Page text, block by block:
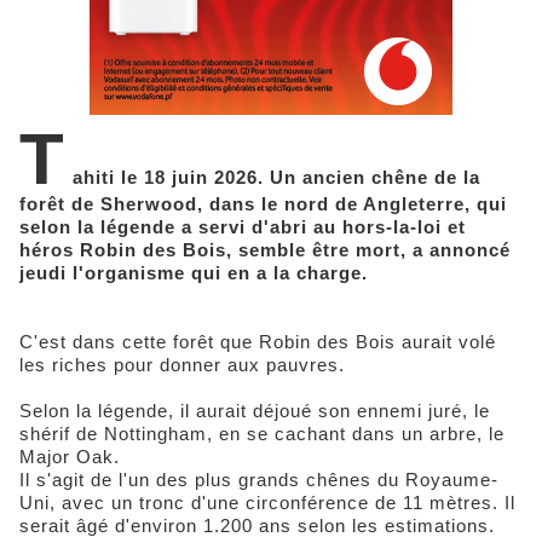
T ahiti le 18 juin 2026. Un ancien chêne de la
forêt de Sherwood, dans le nord de Angleterre, qui
selon la légende a servi d'abri au hors-la-loi et
héros Robin des Bois, semble être mort, a annoncé
jeudi l'organisme qui en a la charge.
C'est dans cette forêt que Robin des Bois aurait volé
les riches pour donner aux pauvres.
Selon la légende, il aurait déjoué son ennemi juré, le
shérif de Nottingham, en se cachant dans un arbre, le
Major Oak.
Il s'agit de l'un des plus grands chênes du Royaume-
Uni, avec un tronc d'une circonférence de 11 mètres. Il
serait âgé d'environ 1.200 ans selon les estimations.